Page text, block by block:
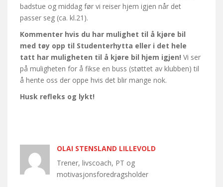
badstue og middag før vi reiser hjem igjen når det
passer seg (ca. kl.21).
Kommenter hvis du har mulighet til å kjøre bil
med tøy opp til Studenterhytta eller i det hele
tatt har muligheten til å kjøre bil hjem igjen! Vi ser
på muligheten for å fikse en buss (støttet av klubben) til
å hente oss der oppe hvis det blir mange nok.
Husk refleks og lykt!
OLAI STENSLAND LILLEVOLD
Trener, livscoach, PT og
motivasjonsforedragsholder